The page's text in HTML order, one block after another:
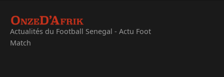
Actualités du Football Senegal - Actu Foot
Match